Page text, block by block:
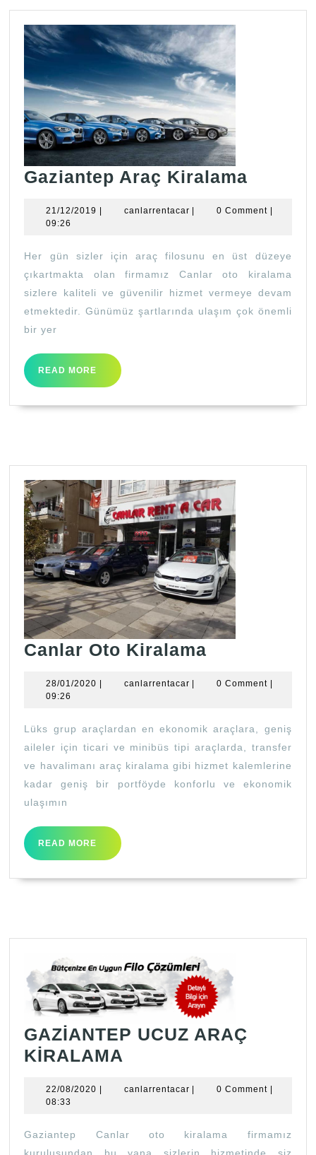
Gaziantep Araç Kiralama
21/12/2019 21/12/2019
| canlarrentacarcanlarrentacar
| 0 Comment |
09:26
Her gün sizler için araç filosunu en üst düzeye
çıkartmakta olan firmamız Canlar oto kiralama
sizlere kaliteli ve güvenilir hizmet vermeye devam
etmektedir. Günümüz şartlarında ulaşım çok önemli
bir yer
READ MORE
READ
MORE
Canlar Oto Kiralama
Kiralama
28/01/2020 28/01/2020
| canlarrentacarcanlarrentacar
| 0 Comment |
09:26
Lüks grup araçlardan en ekonomik araçlara, geniş
aileler için ticari ve minibüs tipi araçlarda, transfer
ve havalimanı araç kiralama gibi hizmet kalemlerine
kadar geniş bir portföyde konforlu ve ekonomik
ulaşımın
READ MORE
READ
MORE
GAZİANTEP UCUZ ARAÇ
KİRALAMA
ARAÇ
22/08/2020 22/08/2020canlarrentacarcanlarrentacar
0 Comment
08:33
Gaziantep Canlar oto kiralama firmamız